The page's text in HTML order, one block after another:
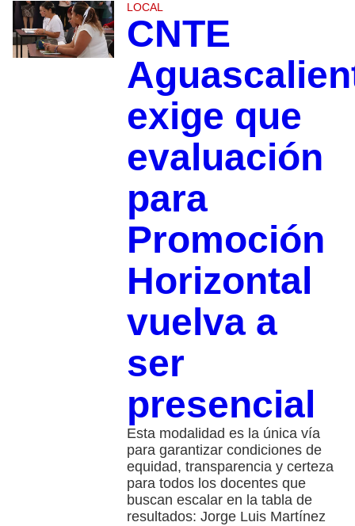
LOCAL
CNTE
exige que
evaluación
para
Promoción
Horizontal
vuelva a
ser
presencial
Esta modalidad es la única vía
para garantizar condiciones de
equidad, transparencia y certeza
para todos los docentes que
buscan escalar en la tabla de
resultados: Jorge Luis Martínez